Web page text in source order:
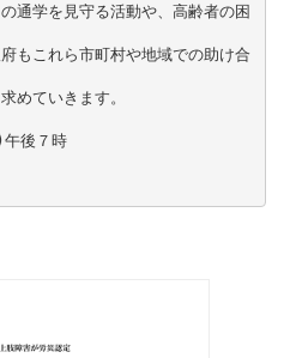
通学を見守る活動や、高齢者の困
もこれら市町村や地域での助け合
めていきます。
後７時